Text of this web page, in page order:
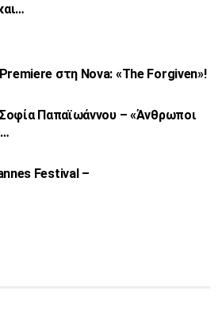
στη Nova: «TheForgiven»!
Παπαϊωάννου – «Άνθρωποι
Festival –